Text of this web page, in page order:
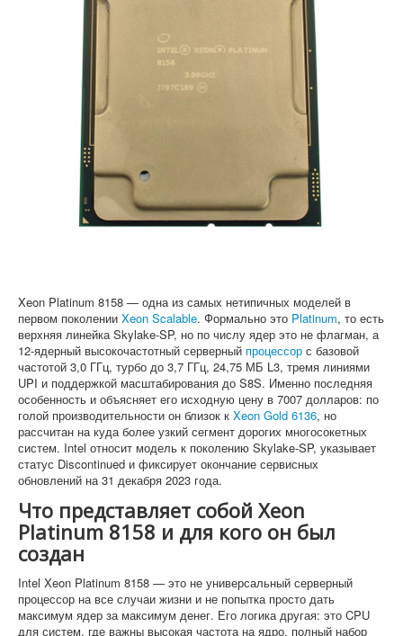
Xeon Platinum 8158 — одна из самых нетипичных моделей в
первом поколении Xeon Scalable. Формально это Platinum, то есть
верхняя линейка Skylake-SP, но по числу ядер это не флагман, а
12-ядерный высокочастотный серверный процессор с базовой
частотой 3,0 ГГц, турбо до 3,7 ГГц, 24,75 МБ L3, тремя линиями
UPI и поддержкой масштабирования до S8S. Именно последняя
особенность и объясняет его исходную цену в 7007 долларов: по
голой производительности он близок к Xeon Gold 6136, но
рассчитан на куда более узкий сегмент дорогих многосокетных
систем. Intel относит модель к поколению Skylake-SP, указывает
статус Discontinued и фиксирует окончание сервисных
обновлений на 31 декабря 2023 года.
Что представляет собой Xeon
Platinum 8158 и для кого он был
создан
Intel Xeon Platinum 8158 — это не универсальный серверный
процессор на все случаи жизни и не попытка просто дать
максимум ядер за максимум денег. Его логика другая: это CPU
для систем, где важны высокая частота на ядро, полный набор